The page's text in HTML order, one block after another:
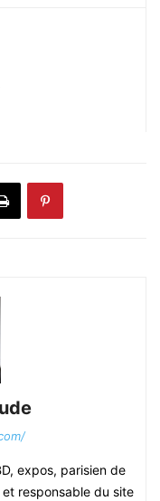
expos, parisien de
responsable du site